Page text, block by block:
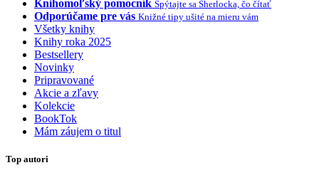
Knihomoľský pomocník Spýtajte sa Sherlocka, čo čítať
Odporúčame pre vás Knižné tipy ušité na mieru vám
Všetky knihy
Knihy roka 2025
Bestsellery
Novinky
Pripravované
Akcie a zľavy
Kolekcie
BookTok
Mám záujem o titul
Top autori